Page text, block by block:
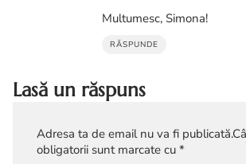
Multumesc, Simona!
RĂSPUNDE
Lasă un răspuns
Adresa ta de email nu va fi publicată.
obligatorii sunt marcate cu *